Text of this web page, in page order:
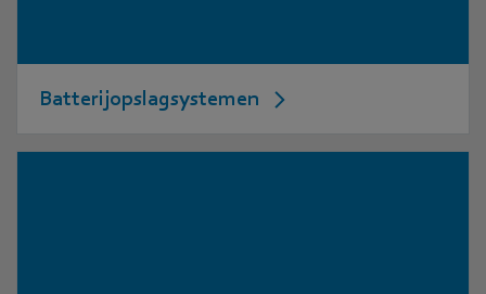
Batterijopslagsystemen